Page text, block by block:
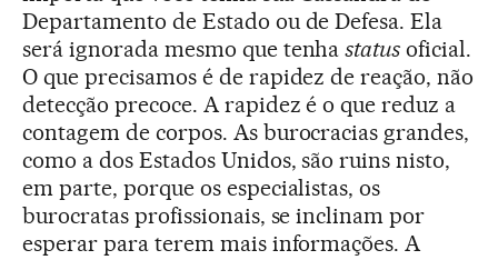
Departamento de Estado ou de Defesa. Ela
será ignorada mesmo que tenhastatus oficial.
O que precisamos é de rapidez de reação, não
detecção precoce. A rapidez é o que reduz a
contagem de corpos. As burocracias grandes,
como a dos Estados Unidos, são ruins nisto,
em parte, porque os especialistas, os
burocratas profissionais, se inclinam por
esperar para terem mais informações. A